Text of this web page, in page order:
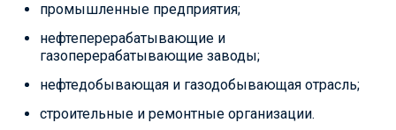
промышленные предприятия;
нефтеперерабатывающие и
газоперерабатывающие заводы;
нефтедобывающая и газодобывающая отрасль;
строительные и ремонтные организации.